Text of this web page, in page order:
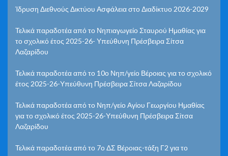
Ίδρυση Διεθνούς Δικτύου Ασφάλεια στο Διαδίκτυο 2026-2029
Τελικά παραδοτέα από το Νηπιαγωγείο Σταυρού Ημαθίας για
το σχολικό έτος 2025-26- Υπεύθυνη Πρέσβειρα Σίτσα
Λαζαρίδου
Τελικά παραδοτέα από το 10ο Νηπ/γείο Βέροιας για το σχολικό
έτος 2025-26-Υπεύθυνη Πρέσβειρα Σίτσα Λαζαρίδου
Τελικά παραδοτέα από το Νηπ/γείο Αγίου Γεωργίου Ημαθίας
για το σχολικό έτος 2025-26-Υπεύθυνη Πρέσβειρα Σίτσα
Λαζαρίδου
Τελικά παραδοτέα από το 7ο ΔΣ Βέροιας-τάξη Γ2 για το